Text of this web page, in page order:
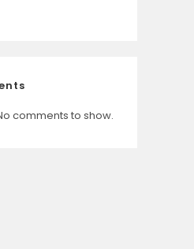
comments to show.